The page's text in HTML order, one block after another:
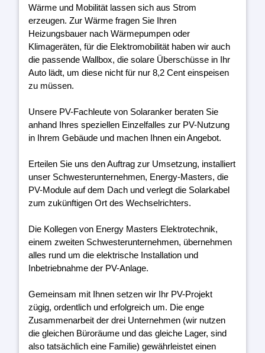
Wärme und Mobilität lassen sich aus Strom
erzeugen. Zur Wärme fragen Sie Ihren
Heizungsbauer nach Wärmepumpen oder
Klimageräten, für die Elektromobilität haben wir auch
die passende Wallbox, die solare Überschüsse in Ihr
Auto lädt, um diese nicht für nur 8,2 Cent einspeisen
zu müssen.
Unsere PV-Fachleute von Solaranker beraten Sie
anhand Ihres speziellen Einzelfalles zur PV-Nutzung
in Ihrem Gebäude und machen Ihnen ein Angebot.
Erteilen Sie uns den Auftrag zur Umsetzung, installiert
unser Schwesterunternehmen, Energy-Masters, die
PV-Module auf dem Dach und verlegt die Solarkabel
zum zukünftigen Ort des Wechselrichters.
Die Kollegen von Energy Masters Elektrotechnik,
einem zweiten Schwesterunternehmen, übernehmen
alles rund um die elektrische Installation und
Inbetriebnahme der PV-Anlage.
Gemeinsam mit Ihnen setzen wir Ihr PV-Projekt
zügig, ordentlich und erfolgreich um. Die enge
Zusammenarbeit der drei Unternehmen (wir nutzen
die gleichen Büroräume und das gleiche Lager, sind
also tatsächlich eine Familie) gewährleistet einen